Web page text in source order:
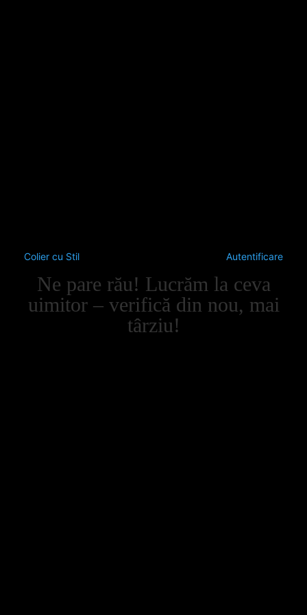
Colier cu Stil Autentificare
Ne pare rău! Lucrăm la ceva
uimitor – verifică din nou, mai
târziu!